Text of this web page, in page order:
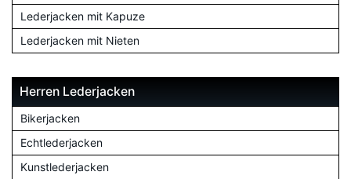
Lederjacken mit Kapuze
Lederjacken mit Nieten
Herren Lederjacken
Bikerjacken
Echtlederjacken
Kunstlederjacken